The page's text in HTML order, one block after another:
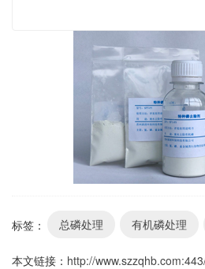
标签： 总磷处理 有机磷处理
本文链接： http://